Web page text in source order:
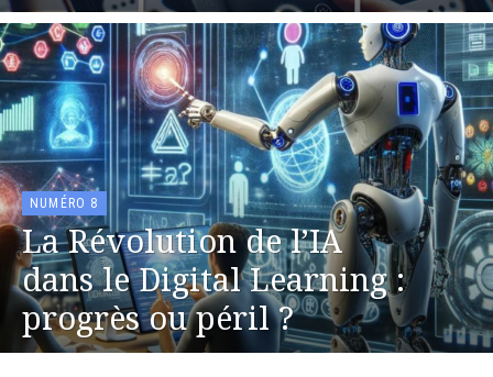
NUMÉRO 8
La Révolution de l’IA
dans le Digital Learning :
progrès ou péril ?